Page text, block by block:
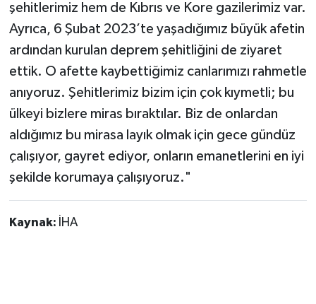
şehitlerimiz hem de Kıbrıs ve Kore gazilerimiz var.
Ayrıca, 6 Şubat 2023’te yaşadığımız büyük afetin
ardından kurulan deprem şehitliğini de ziyaret
ettik. O afette kaybettiğimiz canlarımızı rahmetle
anıyoruz. Şehitlerimiz bizim için çok kıymetli; bu
ülkeyi bizlere miras bıraktılar. Biz de onlardan
aldığımız bu mirasa layık olmak için gece gündüz
çalışıyor, gayret ediyor, onların emanetlerini en iyi
şekilde korumaya çalışıyoruz."
Kaynak: İHA